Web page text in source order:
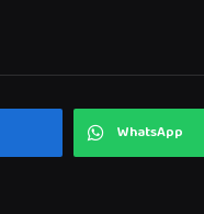
WhatsApp